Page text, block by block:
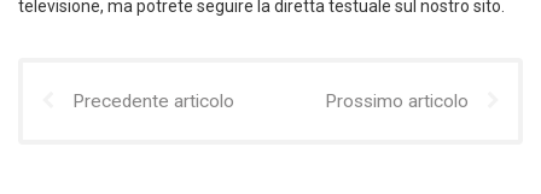
televisione, ma potrete seguire la diretta testuale sul nostro sito.
Precedente articolo Prossimo articolo